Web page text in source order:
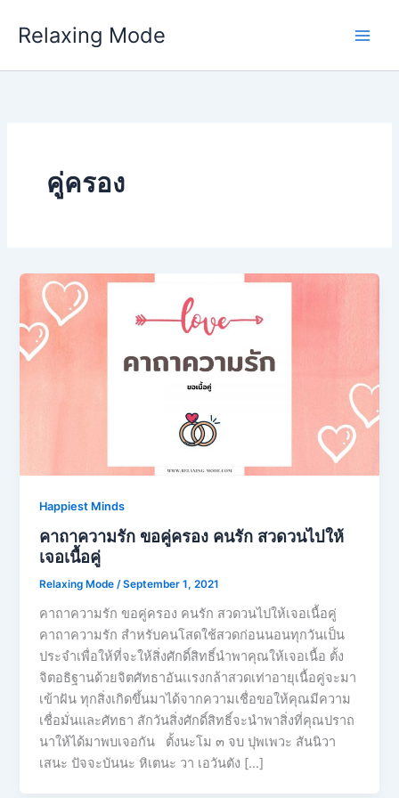
Relaxing Mode
คู่ครอง
Happiest Minds
คาถาความรัก ขอคู่ครอง คนรัก สวดวนไปให้
เจอเนื้อคู่
Relaxing Mode/September 1, 2021
คาถาความรัก ขอคู่ครอง คนรัก สวดวนไปให้เจอเนื้อคู่
คาถาความรัก สำหรับคนโสดใช้สวดก่อนนอนทุกวันเป็น
ประจำเพื่อให้ที่จะให้สิ่งศักดิ์สิทธิ์นำพาคุณให้เจอเนื้อ ตั้ง
จิตอธิฐานด้วยจิตศัทธาอันเเรงกล้าสวดเท่าอายุเนื้อคู่จะมา
เข้าฝัน ทุกสิ่งเกิดขึ้นมาได้จากความเชื่อขอให้คุณมีความ
เชื่อมั่นและศัทธา สักวันสิ่งศักดิ์สิทธิ์จะนำพาสิ่งที่คุณปราถ
นาให้ได้มาพบเจอกัน ตั้งนะโม ๓ จบ ปุพเพวะ สันนิวา
เสนะ ปัจจะบันนะ หิเตนะ วา เอวันตัง […]